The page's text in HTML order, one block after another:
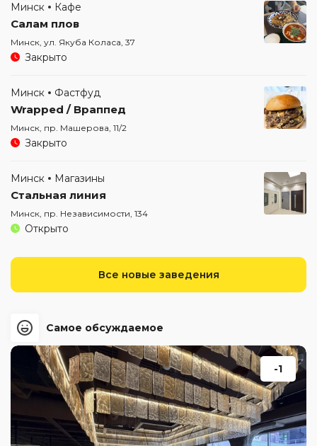
Минск
Кафе
Салам плов
Минск, ул. Якуба Коласа, 37
Закрыто
Минск Фастфуд
Wrapped / Враппед
Минск, пр. Машерова, 11/2
Закрыто
Минск Магазины
Стальная линия
Минск, пр. Независимости, 134
Открыто
Все новые заведения
Самое обсуждаемое
-1